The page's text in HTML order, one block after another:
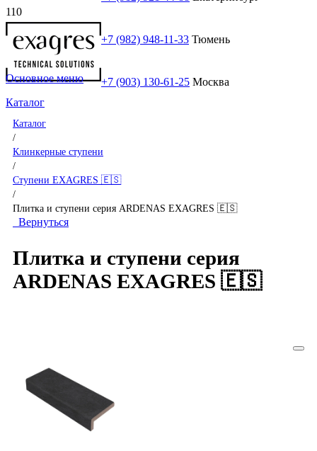
+7 (982) 948-11-33 Тюмень
+7 (903) 130-61-25 Москва
Основное меню
Каталог
Каталог
/
Клинкерные ступени
/
Ступени EXAGRES 🇪🇸
/
Плитка и ступени серия ARDENAS EXAGRES 🇪🇸
Вернуться
Плитка и ступени серия
ARDENAS EXAGRES 🇪🇸